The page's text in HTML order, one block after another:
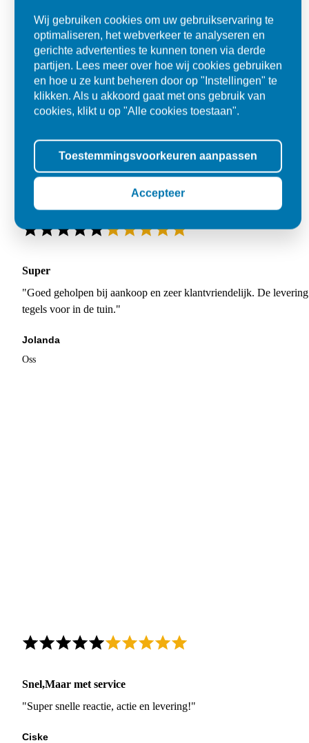
Super
"Goed geholpen bij aankoop en zeer klantvriendelijk. De
tegels voor in de tuin."
Jolanda
Oss
Snel,Maar met service
"Super snelle reactie, actie en levering!"
Ciske
Wij gebruiken cookies om uw gebruikservaring te
optimaliseren, het webverkeer te analyseren en
gerichte advertenties te kunnen tonen via derde
partijen. Lees meer over hoe wij cookies gebruiken
en hoe u ze kunt beheren door op "Instellingen" te
klikken. Als u akkoord gaat met ons gebruik van
cookies, klikt u op "Alle cookies toestaan".
Toestemmingsvoorkeuren aanpassen
Accepteer